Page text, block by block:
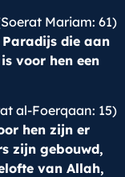
Mariam: 61)
die aan
voor hen een
al-Foerqaan: 15)
hen zijn er
zijn gebouwd,
van Allah,